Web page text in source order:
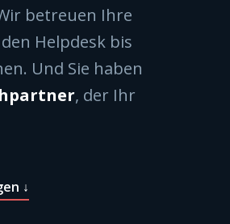
betreuen Ihre
Helpdesk bis
Und Sie haben
, der Ihr
↓